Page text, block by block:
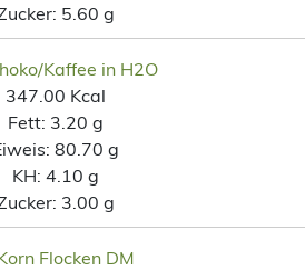
5.60 g
Kaffee in H2O
347.00 Kcal
Fett: 3.20 g
80.70 g
KH: 4.10 g
3.00 g
Flocken DM